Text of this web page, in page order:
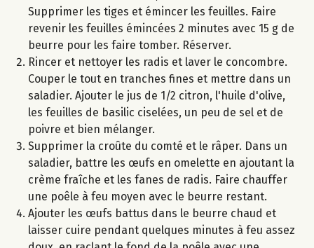
Supprimer les tiges et émincer les feuilles. Faire
revenir les feuilles émincées 2 minutes avec 15 g de
beurre pour les faire tomber. Réserver.
Rincer et nettoyer les radis et laver le concombre.
Couper le tout en tranches fines et mettre dans un
saladier. Ajouter le jus de 1/2 citron, l'huile d'olive,
les feuilles de basilic ciselées, un peu de sel et de
poivre et bien mélanger.
Supprimer la croûte du comté et le râper. Dans un
saladier, battre les œufs en omelette en ajoutant la
crème fraîche et les fanes de radis. Faire chauffer
une poêle à feu moyen avec le beurre restant.
Ajouter les œufs battus dans le beurre chaud et
laisser cuire pendant quelques minutes à feu assez